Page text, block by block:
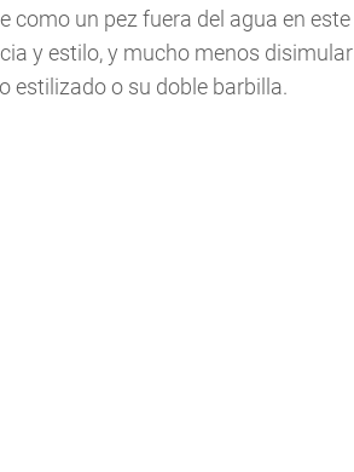
como un pez fuera del agua en este
y estilo, y mucho menos disimular
estilizado o su doble barbilla.